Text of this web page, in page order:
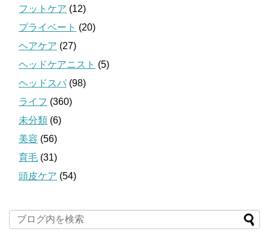
フットケア (12)
プライベート (20)
ヘアケア (27)
ヘッドケアニスト (5)
ヘッドスパ (98)
ライフ (360)
未分類 (6)
美容 (56)
育毛 (31)
頭皮ケア (54)